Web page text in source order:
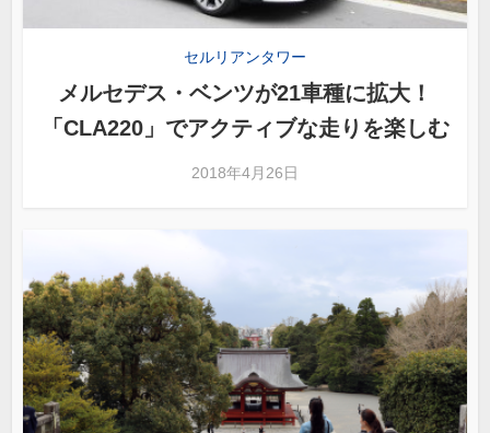
セルリアンタワー
メルセデス・ベンツが21車種に拡大！
「CLA220」でアクティブな走りを楽しむ
2018年4月26日